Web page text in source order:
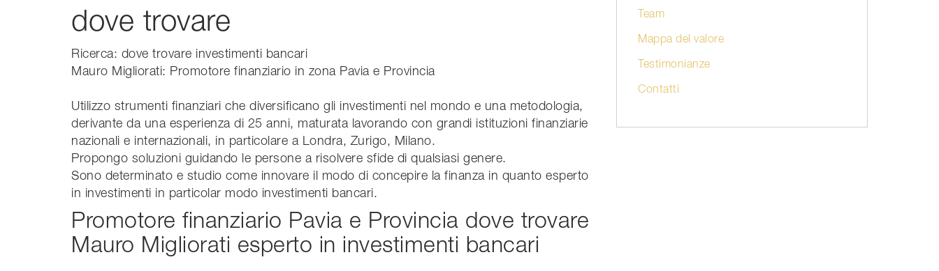
dove trovare
Ricerca: dove trovare investimenti bancari
Mauro Migliorati: Promotore finanziario in zona Pavia e Provincia
Utilizzo strumenti finanziari che diversificano gli investimenti nel mondo e una metodologia,
derivante da una esperienza di 25 anni, maturata lavorando con grandi istituzioni finanziarie
nazionali e internazionali, in particolare a Londra, Zurigo, Milano.
Propongo soluzioni guidando le persone a risolvere sfide di qualsiasi genere.
Sono determinato e studio come innovare il modo di concepire la finanza in quanto esperto
in investimenti in particolar modo investimenti bancari.
Promotore finanziario Pavia e Provincia dove trovare
Mauro Migliorati esperto in investimenti bancari
Team
Mappa del valore
Testimonianze
Contatti